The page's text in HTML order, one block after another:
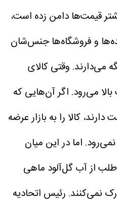
قیمت‌ها دامن زده است،
و فروشگاه‌ها جنس‌شان
می‌دارند. وقتی کالای
بالا می‌رود. اگر آن‌هایی که
کالا را به بازار عرضه
اما در این میان
از آب گل‌آلود ماهی
نمی‌کنند. رئیس اتحادیه